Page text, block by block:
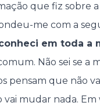
que fiz sobre
me com a
em toda a
Não sei se
pensam que não
mudar nada. Em